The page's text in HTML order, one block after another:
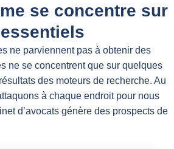
se concentre sur
ne parviennent pas à obtenir des
ne se concentrent que sur quelques
des moteurs de recherche. Au
à chaque endroit pour nous
d’avocats génère des prospects de